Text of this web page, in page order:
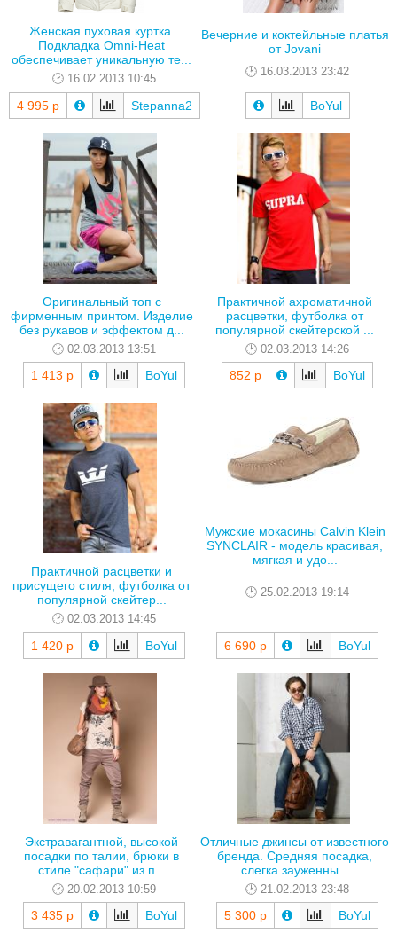
Женская пуховая куртка.
Подкладка Omni-Heat
обеспечивает уникальную те...
16.02.2013 10:45
4 995 р Stepanna2
Вечерние и коктейльные платья
от Jovani
16.03.2013 23:42
BoYul
Оригинальный топ с
фирменным принтом. Изделие
без рукавов и эффектом д...
02.03.2013 13:51
1 413 р BoYul
Практичной ахроматичной
расцветки, футболка от
популярной скейтерской ...
02.03.2013 14:26
852 р BoYul
Практичной расцветки и
присущего стиля, футболка от
популярной скейтер...
02.03.2013 14:45
1 420 р BoYul
Мужские мокасины Сalvin Klein
SYNCLAIR - модель красивая,
мягкая и удо...
25.02.2013 19:14
6 690 р BoYul
Экстравагантной, высокой
посадки по талии, брюки в
стиле "сафари" из п...
20.02.2013 10:59
3 435 р BoYul
Отличные джинсы от известного
бренда. Средняя посадка,
слегка зауженны...
21.02.2013 23:48
5 300 р BoYul